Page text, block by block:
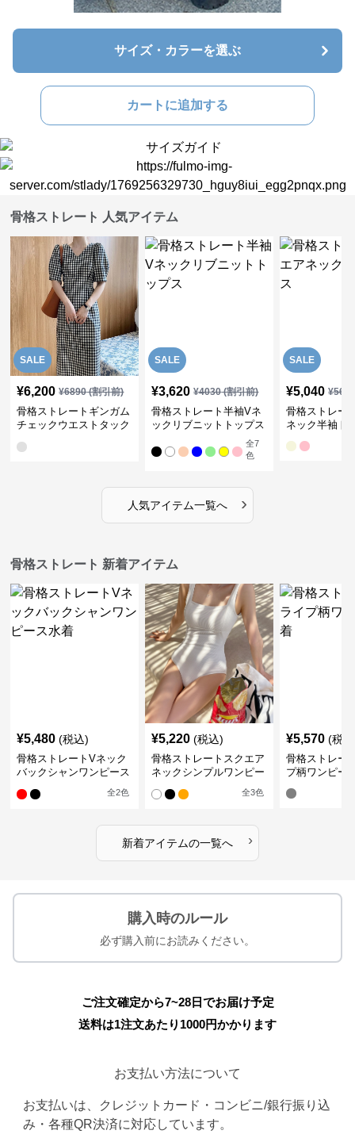
サイズ・カラーを選ぶ
カートに追加する
骨格ストレート 人気アイテム
SALE
¥6,200 ¥6890(割引前)
骨格ストレートギンガム
チェックウエストタック
SALE
¥3,620 ¥4030(割引前)
骨格ストレート半袖Vネ
ックリブニットトップス
全7
色
SALE
¥5,040 ¥
骨格ストレー
ネック半袖ト
人気アイテム一覧へ ›
骨格ストレート 新着アイテム
¥5,480 (税込)
骨格ストレートVネック
バックシャンワンピース
全2色
¥5,220 (税込)
骨格ストレートスクエア
ネックシンプルワンピー
全3色
¥5,570 (税
骨格ストレー
プ柄ワンピー
新着アイテムの一覧へ ›
購入時のルール
必ず購入前にお読みください。
ご注文確定から7~28日でお届け予定
送料は1注文あたり 1000円かかります
お支払い方法について
お支払いは、クレジットカード・コンビニ/銀行振り込
み・各種QR決済に対応しています。